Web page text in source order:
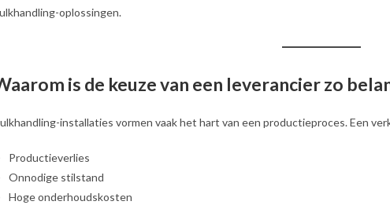
oplossingen.
is de keuze van een leverancier zo
installaties vormen vaak het hart van een productieproces. Een
Productieverlies
Onnodige stilstand
Hoge onderhoudskosten